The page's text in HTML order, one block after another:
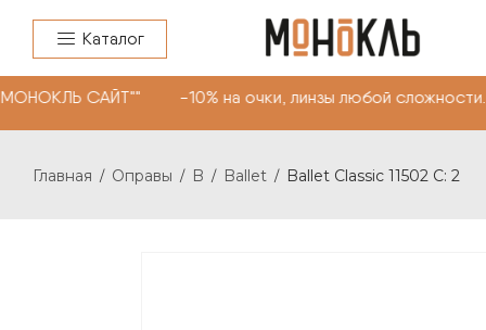
Каталог
САЙТ"" -10% на очки, линзы любой
Главная / Оправы / B / Ballet / Ballet Classic 11502 C: 2